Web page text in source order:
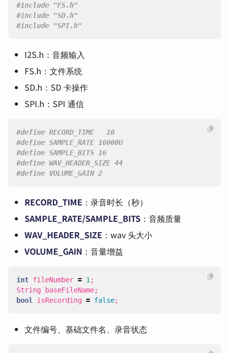
#include "FS.h"
#include "SD.h"
#include "SPI.h"
I2S.h：音频输入
FS.h：文件系统
SD.h：SD 卡操作
SPI.h：SPI 通信
#define VOLUME_GAIN 2
RECORD_TIME ：录音时长（秒）
SAMPLE_RATE/SAMPLE_BITS ：音频质量
WAV_HEADER_SIZE ：wav 头大小
VOLUME_GAIN ：音量增益
int fileNumber = 1;
String
baseFileName;
bool isRecording = false;
文件编号、基础文件名、录音状态